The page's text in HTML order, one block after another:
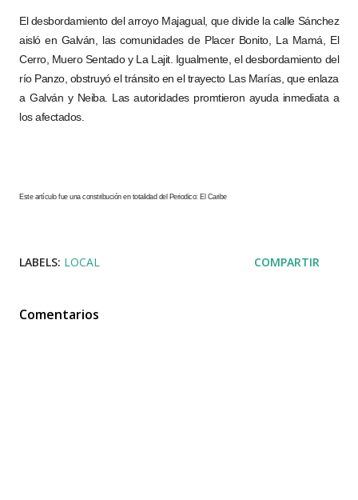
El desbordamiento del arroyo Majagual, que divide la calle Sánchez
aisló en Galván, las comunidades de Placer Bonito, La Mamá, El
Cerro, Muero Sentado y La Lajit. Igualmente, el desbordamiento del
río Panzo, obstruyó el tránsito en el trayecto Las Marías, que enlaza
a Galván y Neiba. Las autoridades promtieron ayuda inmediata a
los afectados.
Este artículo fue una constribución en totalidad del Periodico: El Caribe
LABELS: LOCAL COMPARTIR
Comentarios